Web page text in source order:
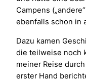
Campens
ebenfalls schon in
Dazu kamen
die teilweise noch
meiner Reise
erster Hand